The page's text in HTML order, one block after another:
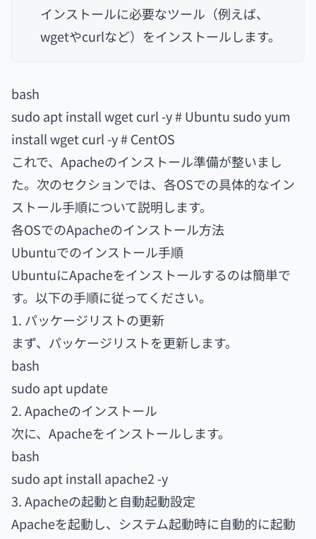
インストールに必要なツール（例えば、
wgetやcurlなど）をインストールします。
bash
sudo apt install wget curl -y # Ubuntu sudo yum
install wget curl -y # CentOS
これで、Apacheのインストール準備が整いまし
た。次のセクションでは、各OSでの具体的なイン
ストール手順について説明します。
各OSでのApacheのインストール方法
Ubuntuでのインストール手順
UbuntuにApacheをインストールするのは簡単で
す。以下の手順に従ってください。
1. パッケージリストの更新
まず、パッケージリストを更新します。
bash
sudo apt update
2. Apacheのインストール
次に、Apacheをインストールします。
bash
sudo apt install apache2 -y
3. Apacheの起動と自動起動設定
Apacheを起動し、システム起動時に自動的に起動